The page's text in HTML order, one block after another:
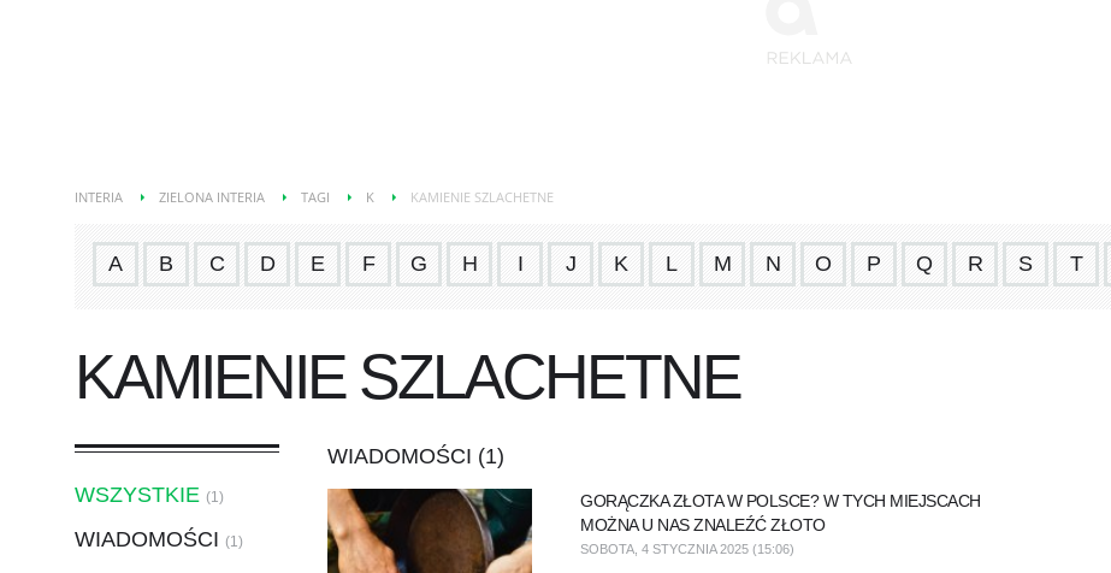
INTERIA ZIELONA INTERIA TAGI K KAMIENIE SZLACHETNE
A B C D E F G H I J K L M N O P Q R S T
KAMIENIE SZLACHETNE
WSZYSTKIE (1)
WIADOMOŚCI (1)
WIADOMOŚCI (1)
GORĄCZKA ZŁOTA W POLSCE? W TYCH MIEJSCACH
MOŻNA U NAS ZNALEŹĆ ZŁOTO
SOBOTA, 4 STYCZNIA 2025 (15:06)